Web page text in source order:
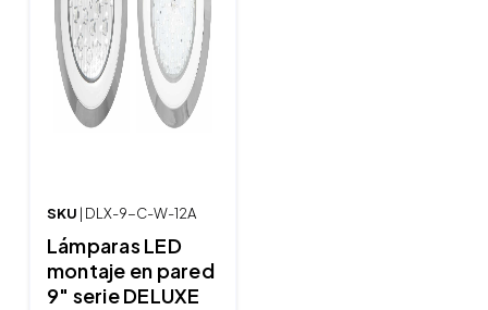
SKU | DLX-9-C-W-12A
Lámparas LED
montaje en pared
9" serie DELUXE